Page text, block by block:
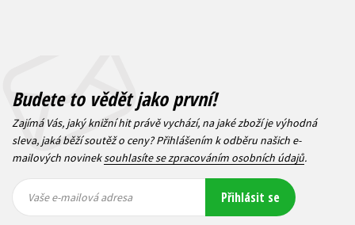
Budete to vědět jako první!
Zajímá Vás, jaký knižní hit právě vychází, na jaké zboží je výhodná
sleva, jaká běží soutěž o ceny? Přihlášením k odběru našich e-
mailových novineksouhlasíte se zpracováním osobních údajů.
mailová
mailová
Vaše e-mailová adresa Přihlásit se